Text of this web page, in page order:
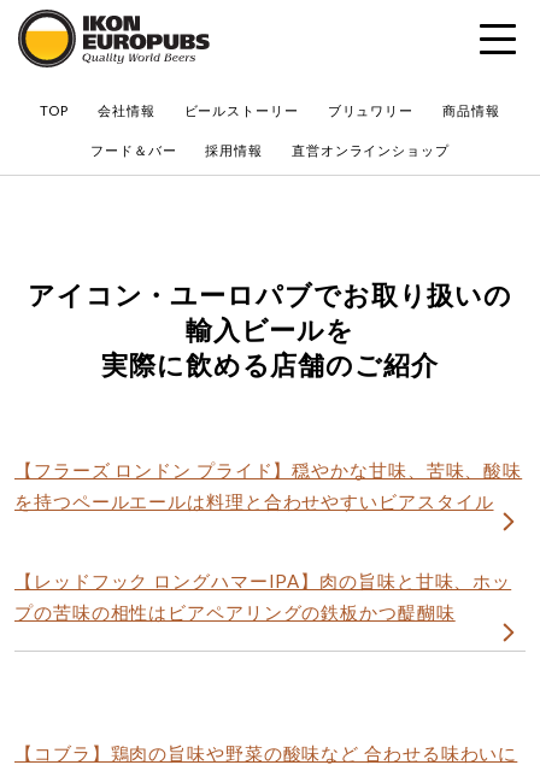
TOP 会社情報 ビールストーリー ブリュワリー 商品情報
フード＆バー 採用情報 直営オンラインショップ
​アイコン・ユーロパブでお取り扱いの
輸入ビールを
実際に飲める店舗のご紹介
​【フラーズ ロンドン プライド】穏やかな甘味、苦味、酸味
を持つペールエールは料理と合わせやすいビアスタイル
​【レッドフック ロングハマーIPA】肉の旨味と甘味、ホッ
プの苦味の相性はビアペアリングの鉄板かつ醍醐味
​【コブラ】鶏肉の旨味や野菜の酸味など 合わせる味わいに